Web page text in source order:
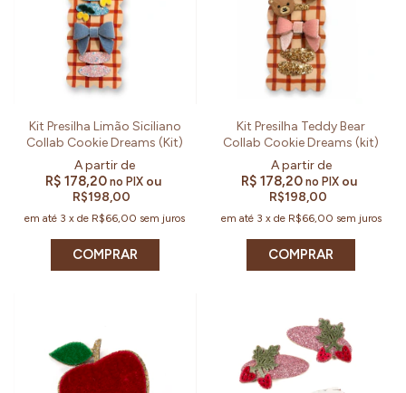
Kit Presilha Limão Siciliano
Collab Cookie Dreams (Kit)
R$ 178,20no PIX ou
R$198,00
em até 3 xde R$66,00 sem juros
COMPRAR
Kit Presilha Teddy Bear
Collab Cookie Dreams (kit)
R$ 178,20 no PIX ou
R$198,00
em até 3 x de R$66,00 sem juros
COMPRAR